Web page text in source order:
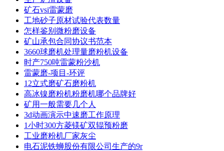
矿石vsi雷蒙磨
工地砂子原材试验代表数量
怎样鉴别微粉磨设备
矿山承包合同协议书范本
3660球磨机处理量磨粉机设备
时产750吨雷蒙粉沙机
雷蒙磨-项目-环评
12立式磨矿石磨粉机
高冰镍磨粉机粉磨机哪个品牌好
矿用一般需要几个人
3d动画演示中速磨工作原理
1小时300方菱镁矿双辊预粉磨
工业磨粉机厂家灰尘
电石泥铁蛳股份有限公司生产的9r